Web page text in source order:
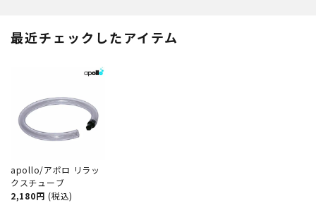
ーバ スクーバダイビング 左右セ
ット アクセサリー パーツ
最近チェックしたアイテム
apollo/アポロ リラッ
クスチューブ
2,180円 (税込)